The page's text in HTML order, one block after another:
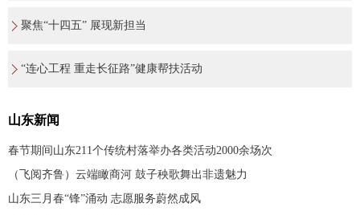
聚焦“十四五” 展现新担当
“连心工程 重走长征路”健康帮扶活动
山东新闻
春节期间山东211个传统村落举办各类活动2000余场次
（飞阅齐鲁）云端瞰商河 鼓子秧歌舞出非遗魅力
山东三月春“锋”涌动 志愿服务蔚然成风